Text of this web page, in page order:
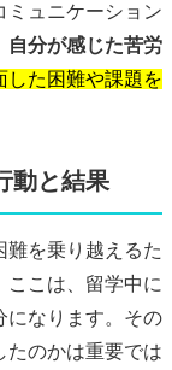
ミュニケーション
自分が感じた苦労
した困難や課題を
動と結果
難を乗り越えるた
ここは、留学中に
になります。その
たのかは重要では